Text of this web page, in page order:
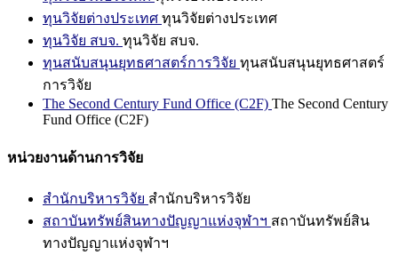
ทุนวิจัยต่างประเทศ ทุนวิจัยต่างประเทศ
ทุนวิจัย สบจ. ทุนวิจัย สบจ.
ทุนสนับสนุนยุทธศาสตร์การวิจัย ทุนสนับสนุนยุทธศาสตร์
การวิจัย
The Second Century Fund Office (C2F) The Second Century
Fund Office (C2F)
หน่วยงานด้านการวิจัย
สำนักบริหารวิจัย สำนักบริหารวิจัย
สถาบันทรัพย์สินทางปัญญาแห่งจุฬาฯ สถาบันทรัพย์สิน
ทางปัญญาแห่งจุฬาฯ